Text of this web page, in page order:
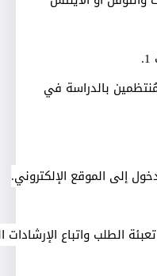
.
بالدراسة في
إلى الموقع الإلكتروني.
الطلب واتباع الإرشادات